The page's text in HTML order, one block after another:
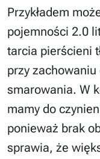
Przykładem
pojemności 2.0
tarcia pierścieni
przy
smarowania. W
mamy do
ponieważ brak
sprawia, że